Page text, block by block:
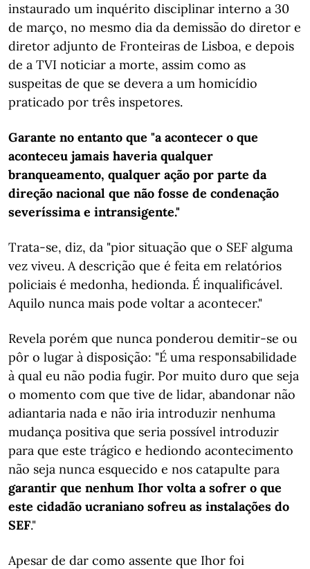
instaurado um inquérito disciplinar interno a 30
de março, no mesmo dia da demissão do diretor e
diretor adjunto de Fronteiras de Lisboa, e depois
de a TVI noticiar a morte, assim como as
suspeitas de que se devera a um homicídio
praticado por três inspetores.
Garante no entanto que "a acontecer o que
aconteceu jamais haveria qualquer
branqueamento, qualquer ação por parte da
direção nacional que não fosse de condenação
severíssima e intransigente."
Trata-se, diz, da "pior situação que o SEF alguma
vez viveu. A descrição que é feita em relatórios
policiais é medonha, hedionda. É inqualificável.
Aquilo nunca mais pode voltar a acontecer."
Revela porém que nunca ponderou demitir-se ou
pôr o lugar à disposição: "É uma responsabilidade
à qual eu não podia fugir. Por muito duro que seja
o momento com que tive de lidar, abandonar não
adiantaria nada e não iria introduzir nenhuma
mudança positiva que seria possível introduzir
para que este trágico e hediondo acontecimento
não seja nunca esquecido e nos catapulte para
garantir que nenhum Ihor volta a sofrer o que
este cidadão ucraniano sofreu as instalações do
SEF."
Apesar de dar como assente que Ihor foi